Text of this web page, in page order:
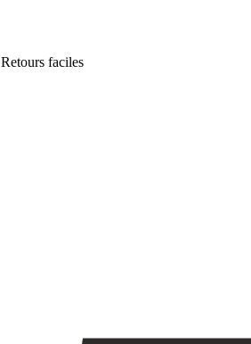
Retours faciles